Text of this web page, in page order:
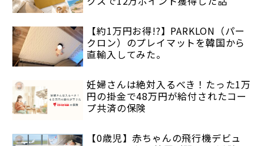
【約1万円お得!?】PARKLON（パー
クロン）のプレイマットを韓国から
直輸入してみた。
妊婦さんは絶対入るべき！たった1万
円の掛金で48万円が給付されたコー
プ共済の保険
【0歳児】赤ちゃんの飛行機デビュ